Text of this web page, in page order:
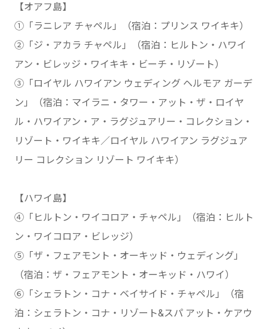
【オアフ島】
①「ラニレア チャペル」（宿泊：プリンス ワイキキ）
②「ジ・アカラ チャペル」（宿泊：ヒルトン・ハワイ
アン・ビレッジ・ワイキキ・ビーチ・リゾート）
③「ロイヤル ハワイアン ウェディング ヘルモア ガーデ
ン」（宿泊：マイラニ・タワー・アット・ザ・ロイヤ
ル・ハワイアン・ア・ラグジュアリー・コレクション・
リゾート・ワイキキ／ロイヤル ハワイアン ラグジュア
リー コレクション リゾート ワイキキ）
【ハワイ島】
④「ヒルトン・ワイコロア・チャペル」（宿泊：ヒルト
ン・ワイコロア・ビレッジ）
⑤「ザ・フェアモント・オーキッド・ウェディング」
（宿泊：ザ・フェアモント・オーキッド・ハワイ）
⑥「シェラトン・コナ・ベイサイド・チャペル」（宿
泊：シェラトン・コナ・リゾート&スパ アット・ケアウ